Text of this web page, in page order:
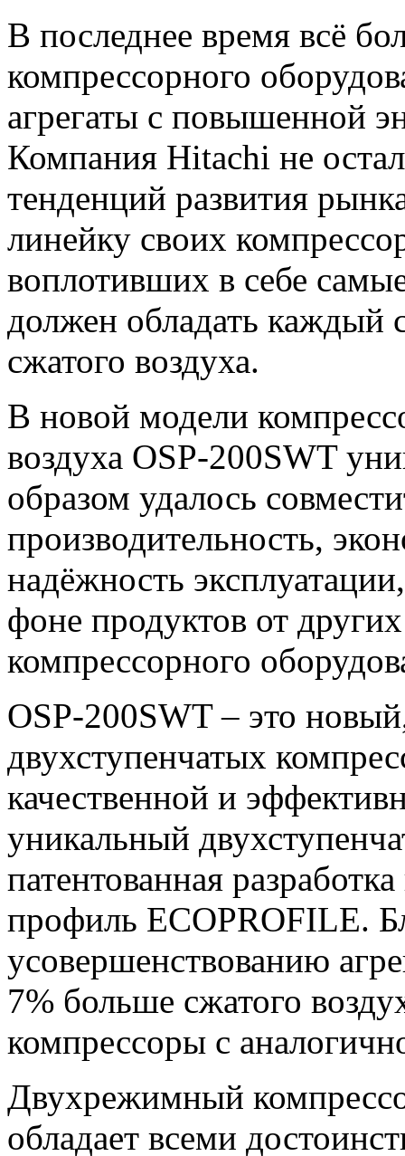
В последнее время всё
компрессорного
агрегаты с повышенной
Компания Hitachi не
тенденций развития
линейку своих
воплотивших в себе
должен обладать каждый
сжатого воздуха.
В новой модели
воздуха OSP-200SWT
образом удалось
производительность,
надёжность
фоне продуктов от
компрессорного
OSP-200SWT – это
двухступенчатых
качественной и
уникальный
патентованная
профиль ECOPROFILE.
усовершенствованию
7% больше сжатого
компрессоры с
Двухрежимный
обладает всеми